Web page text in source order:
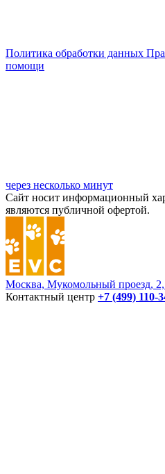
Политика обработки данных
помощи
через несколько минут
Сайт носит информационный
являются публичной офертой.
Москва, Мукомольный проезд, 2,
Контактный центр +7 (499) 110-